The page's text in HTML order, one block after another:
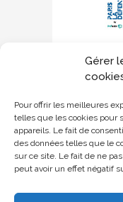
Gérer
Pour offrir les meilleures
telles que les cookies pour
appareils. Le fait de
des données telles que le
sur ce site. Le fait de ne
peut avoir un effet négatif